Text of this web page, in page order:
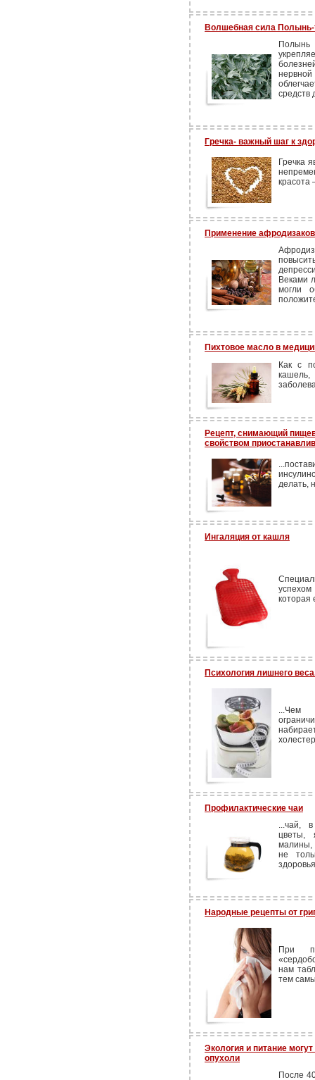
Волшебная сила
средств
Гречка- важный шаг к
Гречка
красота
Применение афродизаков
Веками
могли
Пихтовое масло в
Как с
кашель,
Рецепт, снимающий
свойством
делать,
Ингаляция от кашля
которая
Психология лишнего
...Чем
Профилактические чаи
...чай,
цветы,
малины,
не
Народные рецепты от
При
нам
тем
Экология и питание
опухоли
После